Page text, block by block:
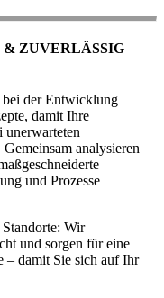
ZUVERLÄSSIG
der Entwicklung
damit Ihre
unerwarteten
analysieren
und Prozesse
Wir
und sorgen für eine
– damit Sie sich auf Ihr